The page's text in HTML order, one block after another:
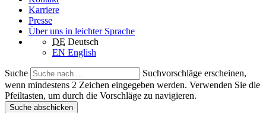
Karriere
Presse
Über uns in leichter Sprache
DE Deutsch
EN English
Suche
Suchvorschläge erscheinen,
wenn mindestens 2 Zeichen eingegeben werden. Verwenden Sie die
Pfeiltasten, um durch die Vorschläge zu navigieren.
Suche abschicken